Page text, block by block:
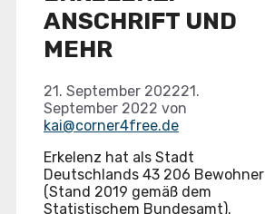
ANSCHRIFT UND
MEHR
21. September 202221.
September 2022 von
kai@corner4free.de
Erkelenz hat als Stadt
Deutschlands 43 206 Bewohner
(Stand 2019 gemäß dem
Statistischem Bundesamt).